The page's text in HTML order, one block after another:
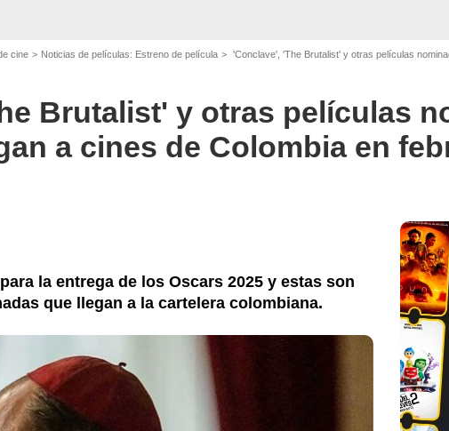
cine Noticias de películas: Estreno de película 'Conclave', 'The Brutalist' y otras películas
Brutalist' y otras películas
a cines de Colombia en
la entrega de los Oscars 2025 y estas son
que llegan a la cartelera colombiana.